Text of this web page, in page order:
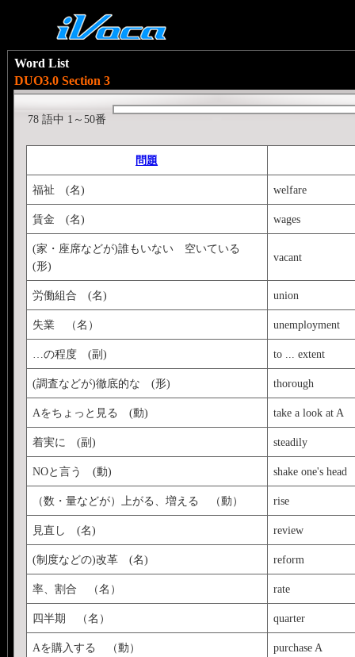
Word List
DUO3.0 Section 3
78 語中 1～50番
問題
福祉 (名) welfare
賃金 (名) wages
(家・座席などが)誰もいない 空いている
(形)
vacant
労働組合 (名) union
失業 （名） unemployment
…の程度 (副) to ... extent
(調査などが)徹底的な (形) thorough
Aをちょっと見る (動) take a look at A
着実に (副) steadily
NOと言う (動) shake one's head
（数・量などが）上がる、増える （動） rise
見直し (名) review
(制度などの)改革 (名) reform
率、割合 （名） rate
四半期 （名） quarter
Aを購入する （動） purchase A